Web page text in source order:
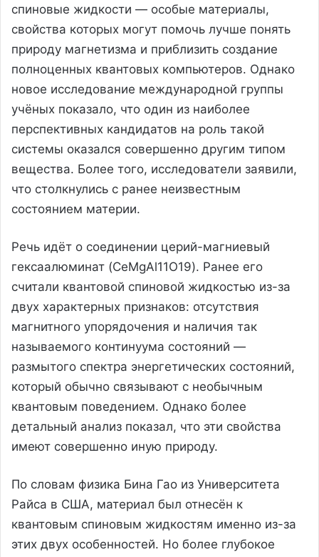
спиновые жидкости — особые материалы,
свойства которых могут помочь лучше понять
природу магнетизма и приблизить создание
полноценных квантовых компьютеров. Однако
новое исследование международной группы
учёных показало, что один из наиболее
перспективных кандидатов на роль такой
системы оказался совершенно другим типом
вещества. Более того, исследователи заявили,
что столкнулись с ранее неизвестным
состоянием материи.
Речь идёт о соединении церий-магниевый
гексаалюминат (CeMgAl11O19). Ранее его
считали квантовой спиновой жидкостью из-за
двух характерных признаков: отсутствия
магнитного упорядочения и наличия так
называемого континуума состояний —
размытого спектра энергетических состояний,
который обычно связывают с необычным
квантовым поведением. Однако более
детальный анализ показал, что эти свойства
имеют совершенно иную природу.
По словам физика Бина Гао из Университета
Райса в США, материал был отнесён к
квантовым спиновым жидкостям именно из-за
этих двух особенностей. Но более глубокое